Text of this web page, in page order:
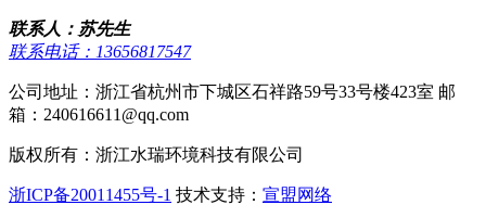
联系人：苏先生
联系电话：13656817547
公司地址：浙江省杭州市下城区石祥路59号33号楼423室 邮
箱：240616611@qq.com
版权所有：浙江水瑞环境科技有限公司
浙ICP备20011455号-1 技术支持： 宣盟网络